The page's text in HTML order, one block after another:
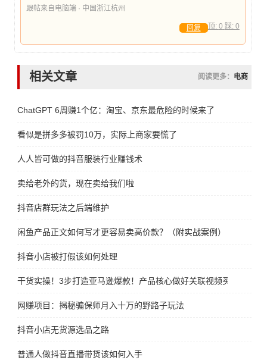
跟帖来自电脑端 · 中国浙江杭州
顶: 0 踩: 0
回复
相关文章 阅读更多： 电商
ChatGPT 6周赚1个亿：淘宝、京东最危险的时候来了
看似是拼多多被罚10万，实际上商家要慌了
人人皆可做的抖音服装行业赚钱术
卖给老外的货，现在卖给我们啦
抖音店群玩法之后端维护
闲鱼产品正文如何写才更容易卖高价款？（附实战案例）
抖音小店被打假该如何处理
干货实操！3步打造亚马逊爆款！产品核心做好关联视频买家秀爆单
网赚项目：揭秘骗保师月入十万的野路子玩法
抖音小店无货源选品之路
普通人做抖音直播带货该如何入手